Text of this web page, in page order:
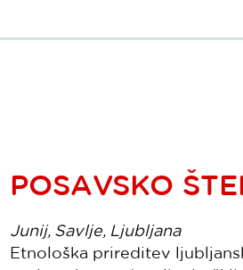
POSAVSKO
Junij, Savlje, Ljubljana
Etnološka prireditev